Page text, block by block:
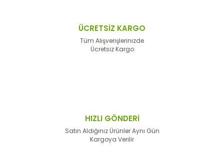
ÜCRETSİZ KARGO
Tüm Alışverişlerinizde
Ücretsiz Kargo
HIZLI GÖNDERİ
Satın Aldığınız Ürünler Aynı Gün
Kargoya Verilir